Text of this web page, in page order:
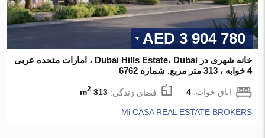
3 904 780 AED
خانه شهری در Dubai Hills Estate، Dubai ، امارات متحده عربی
4 خوابه ، 313 متر مربع. شماره 6762
اتاق خواب:4 فضای زندگی:313 m
2
Mi CASA REAL ESTATE BROKERS